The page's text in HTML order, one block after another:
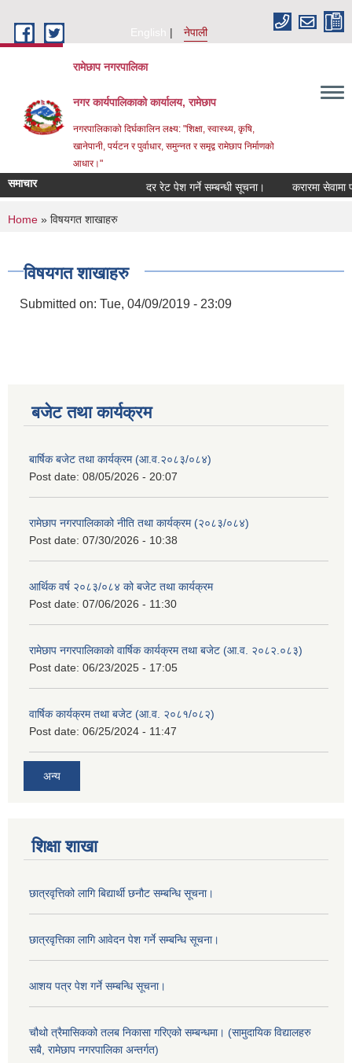
English
नेपाली
रामेछाप नगरपालिका
नगर कार्यपालिकाको कार्यालय, रामेछाप
नगरपालिकाको दिर्घकालिन लक्ष्य: "शिक्षा, स्वास्थ्य, कृषि,
खानेपानी, पर्यटन र पुर्वाधार, समुन्नत र समृद्व रामेछाप निर्माणको
आधार।"
समाचार दर रेट पेश गर्ने सम्बन्धी सूचना। करारमा सेवामा
You are here
Home » विषयगत शाखाहरु
विषयगत शाखाहरु
Submitted on: Tue, 04/09/2019 - 23:09
बजेट तथा कार्यक्रम
बार्षिक बजेट तथा कार्यक्रम (आ.व.२०८३/०८४)
Post date: 08/05/2026 - 20:07
रामेछाप नगरपालिकाको नीति तथा कार्यक्रम (२०८३/०८४)
Post date: 07/30/2026 - 10:38
आर्थिक वर्ष २०८३/०८४ को बजेट तथा कार्यक्रम
Post date: 07/06/2026 - 11:30
रामेछाप नगरपालिकाको वार्षिक कार्यक्रम तथा बजेट (आ.व. २०८२.०८३)
Post date: 06/23/2025 - 17:05
वार्षिक कार्यक्रम तथा बजेट (आ.व. २०८१/०८२)
Post date: 06/25/2024 - 11:47
अन्य
शिक्षा शाखा
छात्रवृत्तिको लागि बिद्यार्थी छनौट सम्बन्धि सूचना।
छात्रवृत्तिका लागि आवेदन पेश गर्ने सम्बन्धि सूचना।
आशय पत्र पेश गर्ने सम्बन्धि सूचना।
चौथो त्रैमासिकको तलब निकासा गरिएको सम्बन्धमा। (सामुदायिक विद्यालहरु
सबै, रामेछाप नगरपालिका अन्तर्गत)